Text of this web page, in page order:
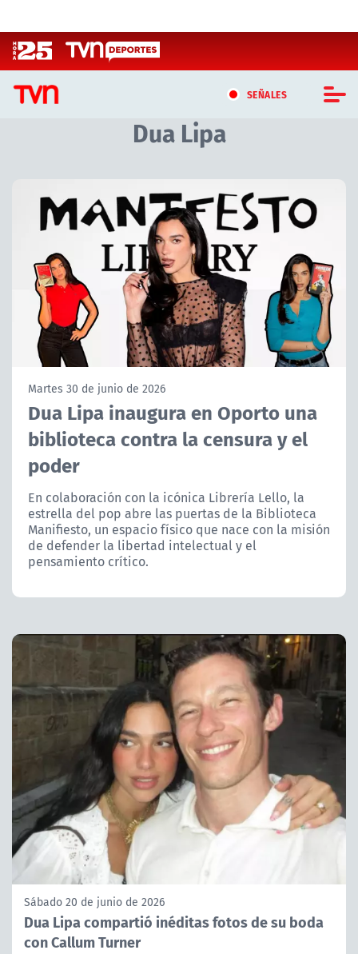
SEÑALES
CASTING MASTERCHEF CHILE
TVN VERTICAL
TVN PLAY
PROGRAMAS
TELESERIES
ACTUALIDAD Y TENDENCIAS
CORPORATIVO Y TRANSPARENCIA
CANAL DE DENUNCIAS
ÁREA DE PROYECTOS
Dua Lipa
Artículos relacionados con Dua Lipa
Martes 30 de junio de 2026
Dua Lipa inaugura en Oporto una
biblioteca contra la censura y el
poder
En colaboración con la icónica Librería Lello, la
estrella del pop abre las puertas de la Biblioteca
Manifiesto, un espacio físico que nace con la misión
de defender la libertad intelectual y el
pensamiento crítico.
Sábado 20 de junio de 2026
Dua Lipa compartió inéditas fotos de su boda
con Callum Turner